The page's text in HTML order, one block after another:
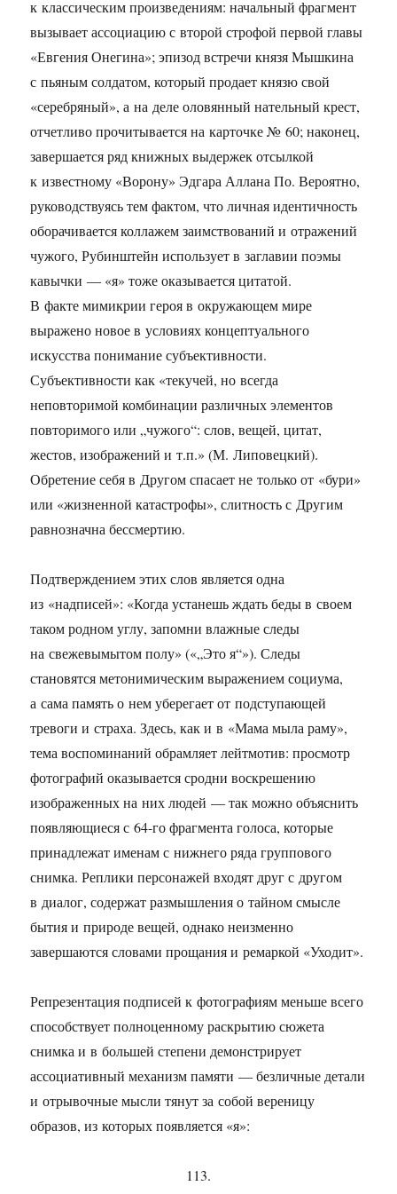
к классическим произведениям: начальный фрагмент
вызывает ассоциацию с второй строфой первой главы
«Евгения Онегина»; эпизод встречи князя Мышкина
с пьяным солдатом, который продает князю свой
«серебряный», а на деле оловянный нательный крест,
отчетливо прочитывается на карточке № 60; наконец,
завершается ряд книжных выдержек отсылкой
к известному «Ворону» Эдгара Аллана По. Вероятно,
руководствуясь тем фактом, что личная идентичность
оборачивается коллажем заимствований и отражений
чужого, Рубинштейн использует в заглавии поэмы
кавычки — «я» тоже оказывается цитатой.
В факте мимикрии героя в окружающем мире
выражено новое в условиях концептуального
искусства понимание субъективности.
Субъективности как «текучей, но всегда
неповторимой комбинации различных элементов
повторимого или „чужого“: слов, вещей, цитат,
жестов, изображений и т.п.» (М. Липовецкий).
Обретение себя в Другом спасает не только от «бури»
или «жизненной катастрофы», слитность с Другим
равнозначна бессмертию.
Подтверждением этих слов является одна
из «надписей»: «Когда устанешь ждать беды в своем
таком родном углу, запомни влажные следы
на свежевымытом полу» («„Это я“»). Следы
становятся метонимическим выражением социума,
а сама память о нем уберегает от подступающей
тревоги и страха. Здесь, как и в «Мама мыла раму»,
тема воспоминаний обрамляет лейтмотив: просмотр
фотографий оказывается сродни воскрешению
изображенных на них людей — так можно объяснить
появляющиеся с 64-го фрагмента голоса, которые
принадлежат именам с нижнего ряда группового
снимка. Реплики персонажей входят друг с другом
в диалог, содержат размышления о тайном смысле
бытия и природе вещей, однако неизменно
завершаются словами прощания и ремаркой «Уходит».
Репрезентация подписей к фотографиям меньше всего
способствует полноценному раскрытию сюжета
снимка и в большей степени демонстрирует
ассоциативный механизм памяти — безличные детали
и отрывочные мысли тянут за собой вереницу
образов, из которых появляется «я»:
113.